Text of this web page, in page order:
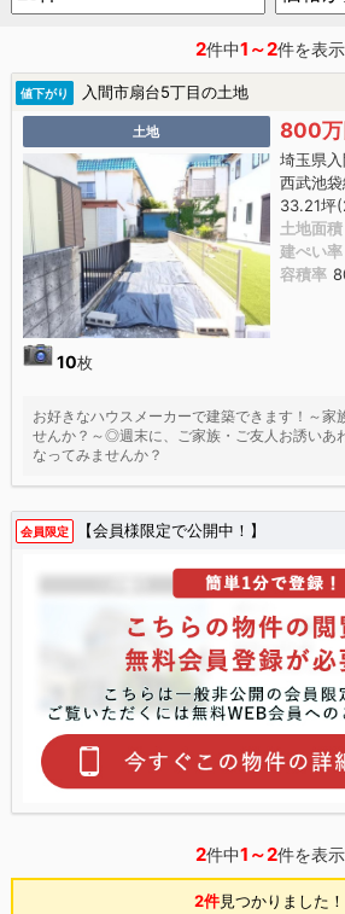
2件中1～2件を表示
値下がり 入間市扇台5丁目の土地
土地
10枚
800万
埼玉県
西武池
33.21坪
土地面積
建ぺい率
容積率
お好きなハウスメーカーで建築できます！～家
せんか？～◎週末に、ご家族・ご友人お誘いあ
なってみませんか？
会員限定 【会員様限定で公開中！】
2件中1～2件を表示
2件見つかりました！